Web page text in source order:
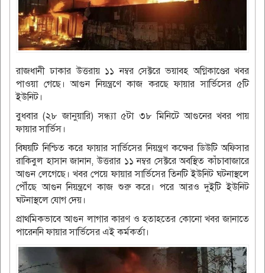
রাজধানী ঢাকার উত্তরায় ১১ নম্বর সেক্টরে ভয়াবহ অগ্নিকাণ্ডের খবর
পাওয়া গেছে। আগুন নিয়ন্ত্রণে কাজ করছে ফায়ার সার্ভিসের ৫টি
ইউনিট।
বুধবার (২৮ জানুয়ারি) সন্ধ্যা ৫টা ৩৮ মিনিটে আগুনের খবর পায়
ফায়ার সার্ভিস।
বিষয়টি নিশ্চিত করে ফায়ার সার্ভিসের নিয়ন্ত্রণ কক্ষের ডিউটি অফিসার
রাকিবুল হাসান জানান, উত্তরার ১১ নম্বর সেক্টরে অবস্থিত কাঁচাবাজারে
আগুন লেগেছে। খবর পেয়ে ফায়ার সার্ভিসের তিনটি ইউনিট ঘটনাস্থলে
পৌঁছে আগুন নিয়ন্ত্রণে কাজ শুরু করে। পরে আরও দুইটি ইউনিট
ঘটনাস্থলে যোগ দেয়।
প্রাথমিকভাবে আগুন লাগার কারণ ও হতাহতের কোনো খবর জানাতে
পারেননি ফায়ার সার্ভিসের এই কর্মকর্তা।